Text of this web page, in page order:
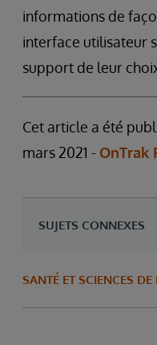
informations de
interface utilisateur
support de leur
Cet article a été
mars 2021 - OnTrak
SUJETS CONNEXES
SANTÉ ET SCIENCES DE